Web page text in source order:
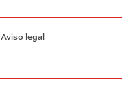
Aviso legal